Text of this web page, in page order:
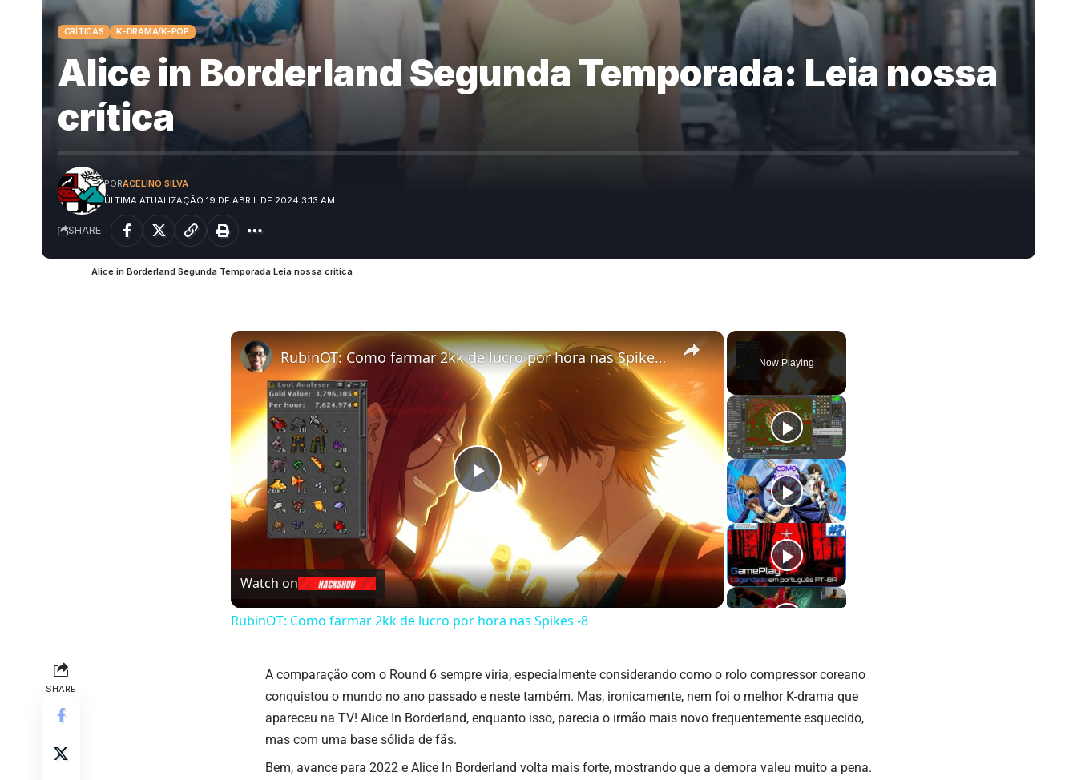
CRÍTICAS K-DRAMA/K-POP
Alice in Borderland Segunda Temporada: Leia nossa
crítica
ÚLTIMA ATUALIZAÇÃO 19 DE ABRIL DE 2024 3:13 AM
PORACELINO SILVA
SHARE
Alice in Borderland Segunda Temporada Leia nossa critica
Now Playing
×
Play
Video
RubinOT: Como farmar 2kk de lucro por hora nas Spikes -8
Watch on
RubinOT: Como farmar 2kk de lucro por hora nas Spikes -8
SHARE
A comparação com o Round 6 sempre viria, especialmente considerando como o rolo compressor coreano
conquistou o mundo no ano passado e neste também. Mas, ironicamente, nem foi o melhor K-drama que
apareceu na TV! Alice In Borderland, enquanto isso, parecia o irmão mais novo frequentemente esquecido,
mas com uma base sólida de fãs.
Bem, avance para 2022 e Alice In Borderland volta mais forte, mostrando que a demora valeu muito a pena.